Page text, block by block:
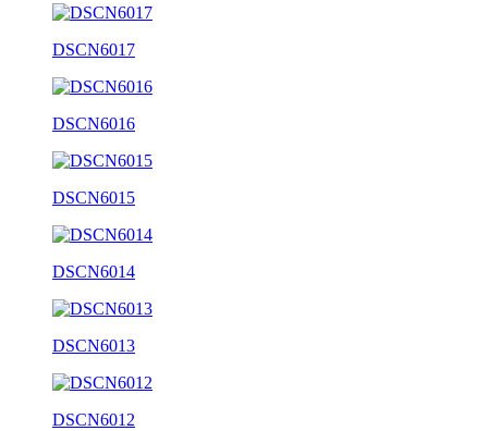
DSCN6017
DSCN6016
DSCN6015
DSCN6014
DSCN6013
DSCN6012